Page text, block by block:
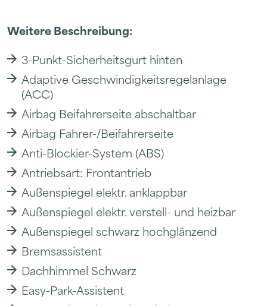
Weitere Beschreibung:
3-Punkt-Sicherheitsgurt hinten
Adaptive Geschwindigkeitsregelanlage
(ACC)
Airbag Beifahrerseite abschaltbar
Airbag Fahrer-/Beifahrerseite
Anti-Blockier-System (ABS)
Antriebsart: Frontantrieb
Außenspiegel elektr. anklappbar
Außenspiegel elektr. verstell- und heizbar
Außenspiegel schwarz hochglänzend
Bremsassistent
Dachhimmel Schwarz
Easy-Park-Assistent